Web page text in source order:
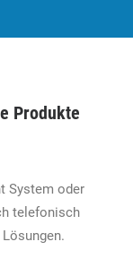
Produkte
System oder
telefonisch